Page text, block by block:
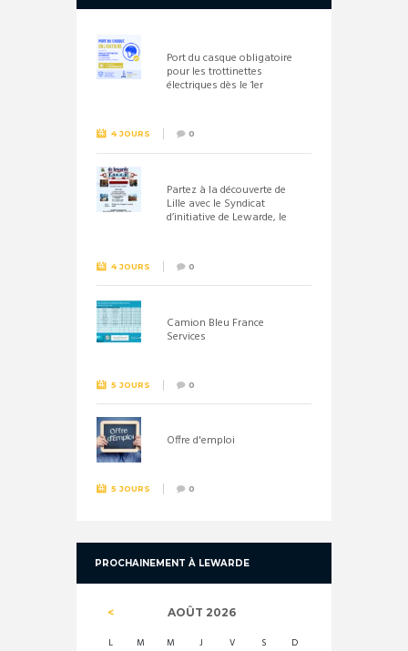
Port du casque obligatoire
pour les trottinettes
électriques dès le 1er
4 JOURS 0
Partez à la découverte de
Lille avec le Syndicat
d’initiative de Lewarde, le
4 JOURS 0
Camion Bleu France
Services
5 JOURS 0
Offre d'emploi
5 JOURS 0
PROCHAINEMENT À LEWARDE
AOÛT 2026
L M M J V S D